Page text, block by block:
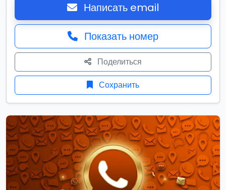
Написать email
Показать номер
Поделиться
Сохранить